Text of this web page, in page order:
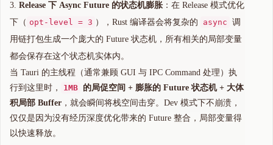
Release 下 Async Future 的状态机膨胀：在 Release 模式优化
下（ opt-level = 3 ），Rust 编译器会将复杂的 async 调
用链打包生成一个庞大的 Future 状态机，所有相关的局部变量
都会保存在这个状态机实体内。
当 Tauri 的主线程（通常兼顾 GUI 与 IPC Command 处理）执
行到这里时，
1MB 的局促空间 + 膨胀的 Future 状态机 + 大体
积局部 Buffer ，就会瞬间将栈空间击穿。Dev 模式下不崩溃，
仅仅是因为没有经历深度优化带来的 Future 整合，局部变量得
以快速释放。